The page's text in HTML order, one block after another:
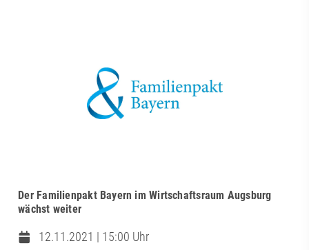
Der Familienpakt Bayern im Wirtschaftsraum Augsburg
wächst weiter
12.11.2021 | 15:00 Uhr